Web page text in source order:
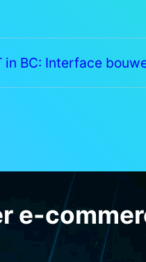
in BC: Interface
e-